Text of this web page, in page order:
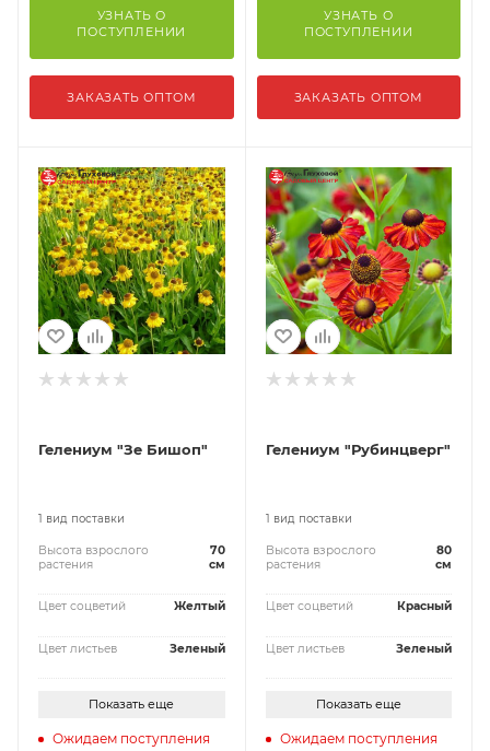
УЗНАТЬ О
ПОСТУПЛЕНИИ
ЗАКАЗАТЬ ОПТОМ
УЗНАТЬ О
ПОСТУПЛЕНИИ
ЗАКАЗАТЬ ОПТОМ
Гелениум "Зе Бишоп"
1 вид поставки
Высота взрослого
растения
70
см
Цвет соцветий Желтый
Цвет листьев Зеленый
Показать еще
Ожидаем поступления
Гелениум "Рубинцверг"
1 вид поставки
Высота взрослого
растения
80
см
Цвет соцветий Красный
Цвет листьев Зеленый
Показать еще
Ожидаем поступления